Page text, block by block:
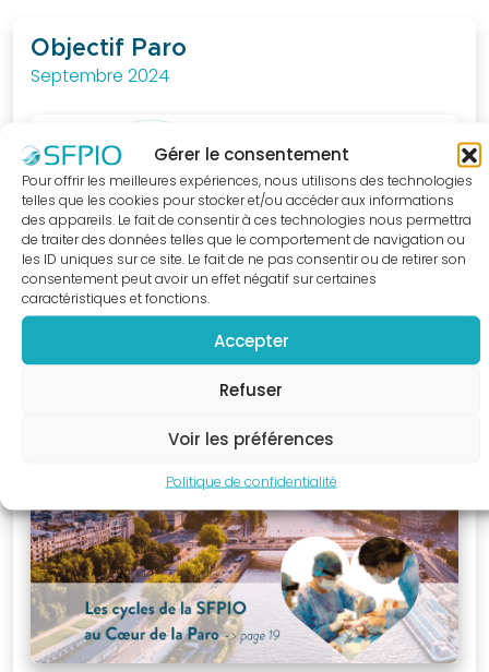
Gérer le consentement
Pour offrir les meilleures expériences, nous utilisons des technologies
telles que les cookies pour stocker et/ou accéder aux informations
des appareils. Le fait de consentir à ces technologies nous permettra
de traiter des données telles que le comportement de navigation ou
les ID uniques sur ce site. Le fait de ne pas consentir ou de retirer son
consentement peut avoir un effet négatif sur certaines
caractéristiques et fonctions.
Accepter
Refuser
Voir les préférences
Politique de confidentialité
Objectif Paro
Septembre 2024
quotidien.
BOUTIQUE